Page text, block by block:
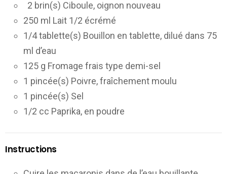
2 brin(s) Ciboule, oignon nouveau
250 ml Lait 1/2 écrémé
1/4 tablette(s) Bouillon en tablette, dilué dans 75
ml d’eau
125 g Fromage frais type demi-sel
1 pincée(s) Poivre, fraîchement moulu
1 pincée(s) Sel
1/2 cc Paprika, en poudre
Instructions